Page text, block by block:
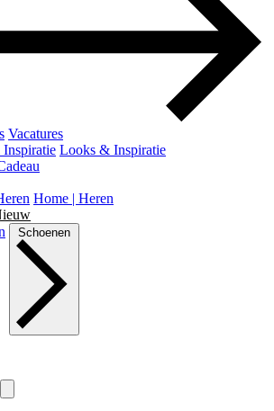
Vacatures
Looks & Inspiratie
Home | Heren
Schoenen